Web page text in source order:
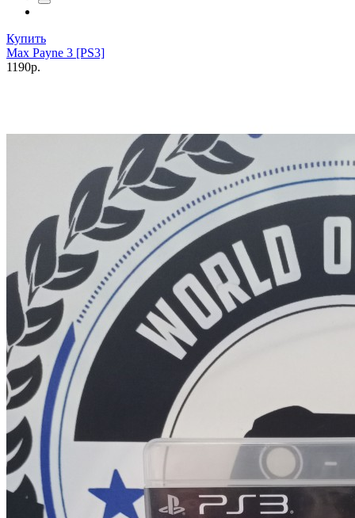
Купить
Max Payne 3 [PS3]
1190р.